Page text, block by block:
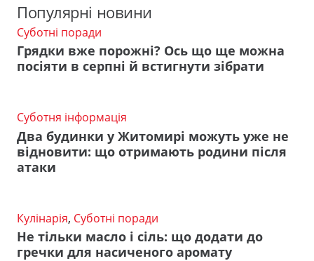
Популярні новини
Суботні поради
Грядки вже порожні? Ось що ще можна
посіяти в серпні й встигнути зібрати
Суботня інформація
Два будинки у Житомирі можуть уже не
відновити: що отримають родини після
атаки
Кулінарія, Суботні поради
Не тільки масло і сіль: що додати до
гречки для насиченого аромату